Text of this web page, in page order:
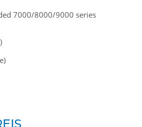
7000/8000/9000 series